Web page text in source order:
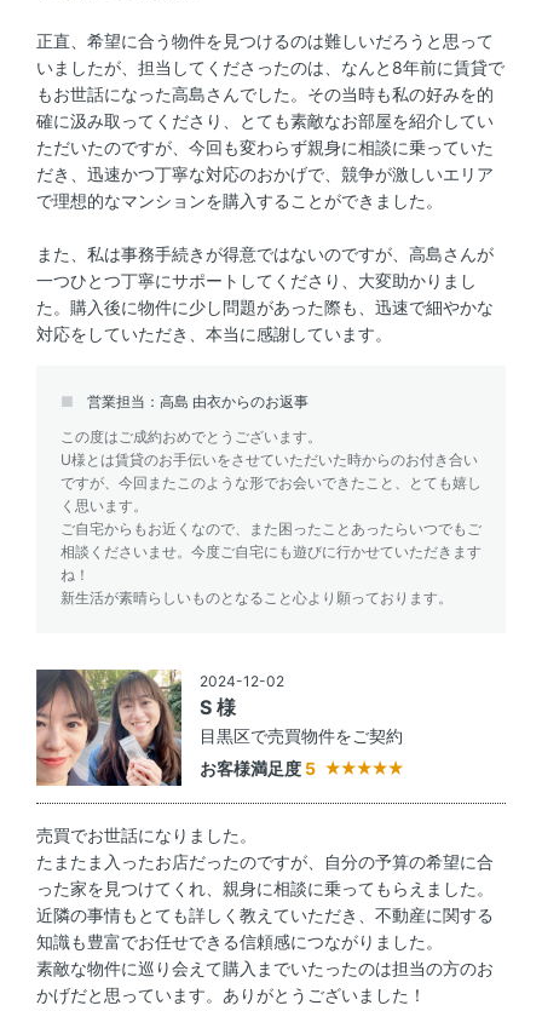
正直、希望に合う物件を見つけるのは難しいだろうと思って
いましたが、担当してくださったのは、なんと8年前に賃貸で
もお世話になった高島さんでした。その当時も私の好みを的
確に汲み取ってくださり、とても素敵なお部屋を紹介してい
ただいたのですが、今回も変わらず親身に相談に乗っていた
だき、迅速かつ丁寧な対応のおかげで、競争が激しいエリア
で理想的なマンションを購入することができました。
また、私は事務手続きが得意ではないのですが、高島さんが
一つひとつ丁寧にサポートしてくださり、大変助かりまし
た。購入後に物件に少し問題があった際も、迅速で細やかな
対応をしていただき、本当に感謝しています。
営業担当：高島 由衣からのお返事
この度はご成約おめでとうございます。
U様とは賃貸のお手伝いをさせていただいた時からのお付き合い
ですが、今回またこのような形でお会いできたこと、とても嬉し
く思います。
ご自宅からもお近くなので、また困ったことあったらいつでもご
相談くださいませ。今度ご自宅にも遊びに行かせていただきます
ね！
新生活が素晴らしいものとなること心より願っております。
2024-12-02
S 様
目黒区で売買物件をご契約
お客様満足度 5
売買でお世話になりました。
たまたま入ったお店だったのですが、自分の予算の希望に合
った家を見つけてくれ、親身に相談に乗ってもらえました。
近隣の事情もとても詳しく教えていただき、不動産に関する
知識も豊富でお任せできる信頼感につながりました。
素敵な物件に巡り会えて購入までいたったのは担当の方のお
かげだと思っています。ありがとうございました！